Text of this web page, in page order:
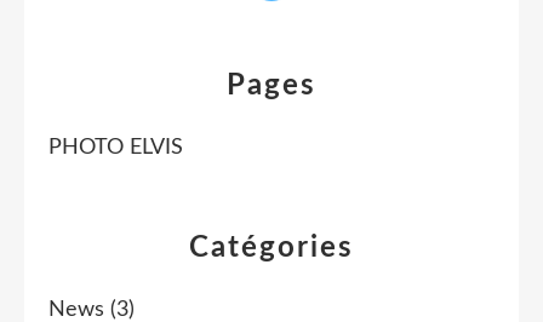
Catégories
News (3)
Pages
PHOTO ELVIS